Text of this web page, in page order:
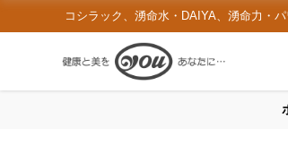
コシラック、湧命水・DAIYA、湧命力・